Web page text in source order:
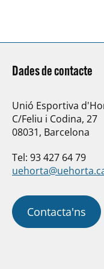
Dades de contacte
Unió Esportiva
C/Feliu i Codina, 27
08031, Barcelona
Tel: 93 427 64 79
Contacta'ns